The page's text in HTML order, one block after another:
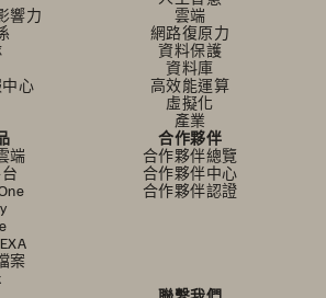
響力
心
雲端
網路復原力
資料保護
資料庫
高效能運算
虛擬化
產業
端
案
合作夥伴
合作夥伴總覽
合作夥伴中心
合作夥伴認證